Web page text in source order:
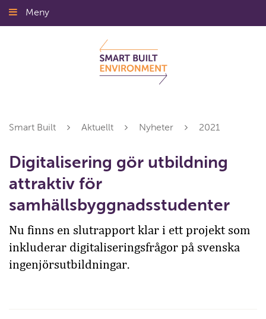
Gå
till
Meny
Smart Built Aktuellt Nyheter 2021
Digitalisering gör utbildning
attraktiv för
samhällsbyggnadsstudenter
Nu finns en slutrapport klar i ett projekt som
inkluderar digitaliseringsfrågor på svenska
ingenjörsutbildningar.